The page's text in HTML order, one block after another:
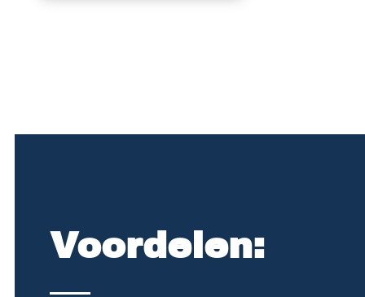
Voordelen: